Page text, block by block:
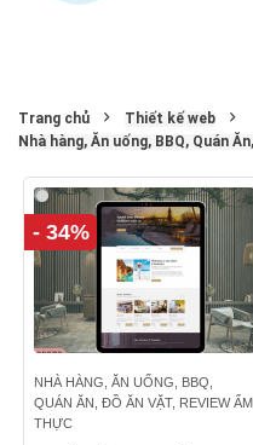
Trang chủ
Thiết kế web
Nhà hàng, Ăn uống, BBQ, Quán
- 34%
NHÀ HÀNG, ĂN UỐNG, BBQ,
QUÁN ĂN, ĐỒ ĂN VẶT, REVIEW ẨM
THỰC